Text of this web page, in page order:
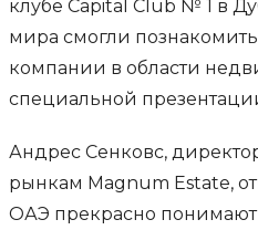
клубе Capital Club № 1 в
мира смогли
компании в области
специальной
Андрес Сенковс,
рынкам Magnum Estate,
ОАЭ прекрасно